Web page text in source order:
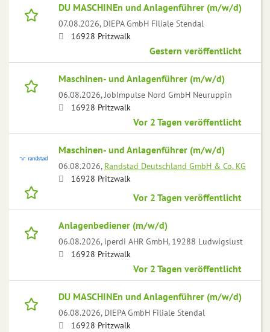
DU MASCHINEn und Anlagenführer (m/w/d)
07.08.2026, DIEPA GmbH Filiale Stendal
16928 Pritzwalk
Gestern veröffentlicht
Maschinen- und Anlagenführer (m/w/d)
06.08.2026,JobImpulse Nord GmbH Neuruppin
16928 Pritzwalk
Vor 2 Tagen veröffentlicht
Maschinen- und Anlagenführer (m/w/d)
06.08.2026, Randstad Deutschland GmbH & Co. KG
16928 Pritzwalk
Vor 2 Tagen veröffentlicht
Anlagenbediener (m/w/d)
06.08.2026, iperdi AHR GmbH, 19288 Ludwigslust
16928 Pritzwalk
Vor 2 Tagen veröffentlicht
DU MASCHINEn und Anlagenführer (m/w/d)
06.08.2026, DIEPA GmbH Filiale Stendal
16928 Pritzwalk